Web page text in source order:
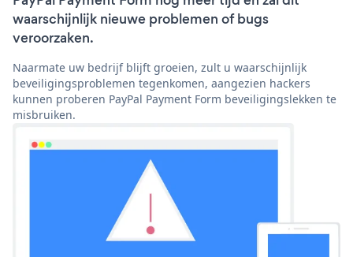
waarschijnlijk nieuwe problemen of bugs
veroorzaken.
Naarmate uw bedrijf blijft groeien, zult u waarschijnlijk
beveiligingsproblemen tegenkomen, aangezien hackers
kunnen proberen PayPal Payment Form beveiligingslekken te
misbruiken.